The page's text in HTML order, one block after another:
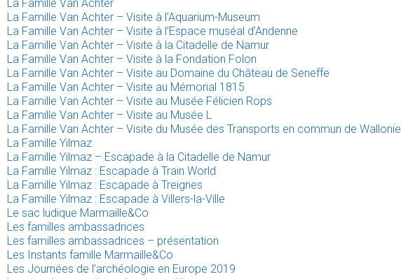
La Famille Van Achter
La Famille Van Achter – Visite à l’Aquarium-Museum
La Famille Van Achter – Visite à l’Espace muséal d’Andenne
La Famille Van Achter – Visite à la Citadelle de Namur
La Famille Van Achter – Visite à la Fondation Folon
La Famille Van Achter – Visite au Domaine du Château de Seneffe
La Famille Van Achter – Visite au Mémorial 1815
La Famille Van Achter – Visite au Musée Félicien Rops
La Famille Van Achter – Visite au Musée L
La Famille Van Achter – Visite du Musée des Transports en commun de Wallonie
La Famille Yilmaz
La Famille Yilmaz – Escapade à la Citadelle de Namur
La Famille Yilmaz : Escapade à Train World
La Famille Yilmaz : Escapade à Treignes
La Famille Yilmaz : Escapade à Villers-la-Ville
Le sac ludique Marmaille&Co
Les familles ambassadrices
Les familles ambassadrices – présentation
Les Instants famille Marmaille&Co
Les Journées de l’archéologie en Europe 2019